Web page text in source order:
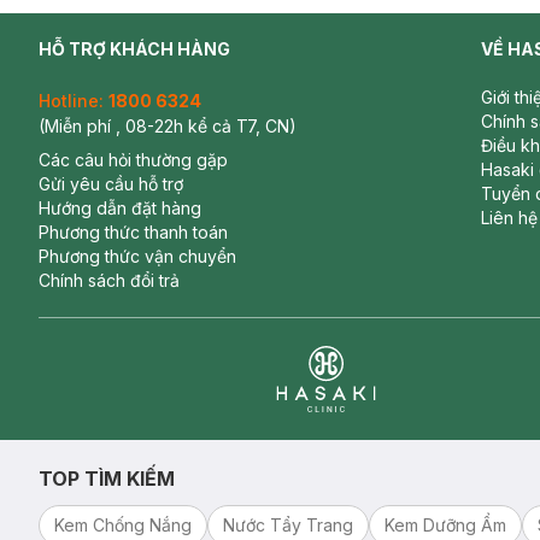
Đặc điểm nổi bật của sản phẩm:
Áo Chữ A Tay Ngắn Cho Bé Gái (NH21-13)
có đường cắt
- Thiết kế kiểu dáng có font hình chữ A, trước ngực có bèo
- Vải mềm, dễ giặc sạch, mau khô, không dễ bị phai màu,
HỖ TRỢ KHÁCH HÀNG
Hotline: 1800 6324
(Miễn phí , 08-22h kể cả T7, CN)
Các câu hỏi thường gặp
Gửi yêu cầu hỗ trợ
Hướng dẫn đặt hàng
Phương thức thanh toán
Phương thức vận chuyển
Chính sách đổi trả
VỀ
Giới
Chính
Điều
Hasaki
Tuyển
Liên hệ
TOP TÌM KIẾM
Kem Chống Nắng Nước Tẩy Trang Kem Dưỡng Ẩm